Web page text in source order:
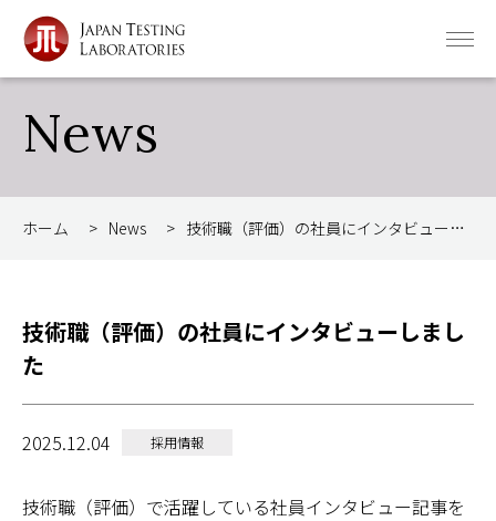
News
ホーム > News > 技術職（評価）の社員にインタビューしました
技術職（評価）の社員にインタビューしまし
た
2025.12.04 採用情報
技術職（評価）で活躍している社員インタビュー記事を